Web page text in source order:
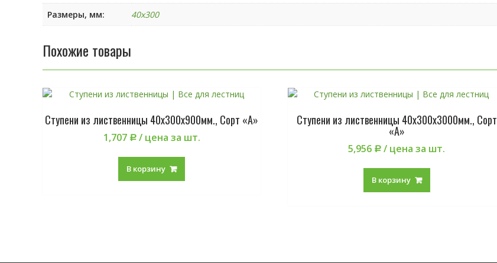
Размеры, мм:
40х300
Похожие товары
Ступени из лиственницы 40х300х900мм., Сорт «А»
1,707 Р / цена за шт.
В корзину
Ступени из лиственницы 40х300х3000мм., Сорт
«А»
5,956 Р / цена за шт.
В корзину